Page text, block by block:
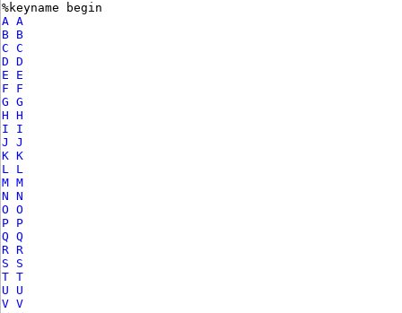
%keyname begin
A A
B B
C C
D D
E E
F F
G G
H H
I I
J J
K K
L L
M M
N N
O O
P P
Q Q
R R
S S
T T
U U
V V